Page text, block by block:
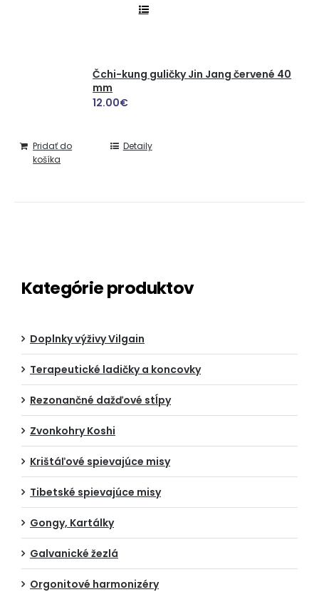
Čchi-kung guličky Jin Jang červené 40
mm
12.00€
Pridať do
košíka
Detaily
Kategórie produktov
Doplnky výživy Vilgain
Terapeutické ladičky a koncovky
Rezonančné dažďové stĺpy
Zvonkohry Koshi
Krištáľové spievajúce misy
Tibetské spievajúce misy
Gongy, Kartálky
Galvanické žezlá
Orgonitové harmonizéry